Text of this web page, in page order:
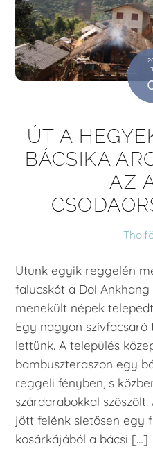
ÚT A
BÁCSIKA
AZ
Utunk egyik reggelén
falucskát a Doi
menekült népek
Egy nagyon
lettünk. A település
bambuszteraszon egy
reggeli fényben, s
szárdarabokkal
jött felénk sietősen egy
kosárkájából a bácsi […]